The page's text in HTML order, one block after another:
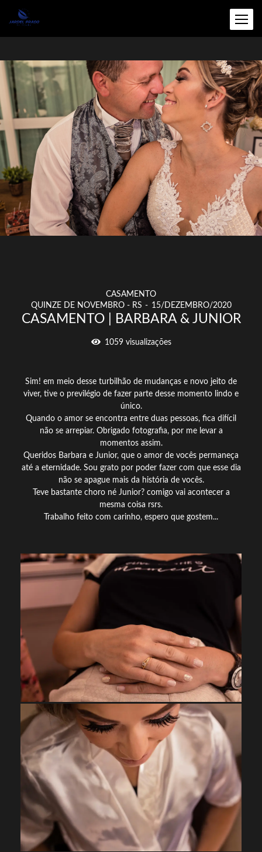
CASAMENTO
QUINZE DE NOVEMBRO - RS
15/DEZEMBRO/2020
CASAMENTO | BARBARA & JUNIOR
1059visualizações
Sim! em meio desse turbilhão de mudanças e novo jeito de
viver, tive o previlégio de fazer parte desse momento lindo e
único.
Quando o amor se encontra entre duas pessoas, fica difícil
não se arrepiar. Obrigado fotografia, por me levar a
momentos assim.
Queridos Barbara e Junior, que o amor de vocês permaneça
até a eternidade. Sou grato por poder fazer com que esse dia
não se apague mais da história de vocês.
Teve bastante choro né Junior? comigo vai acontecer a
mesma coisa rsrs.
Trabalho feito com carinho, espero que gostem...